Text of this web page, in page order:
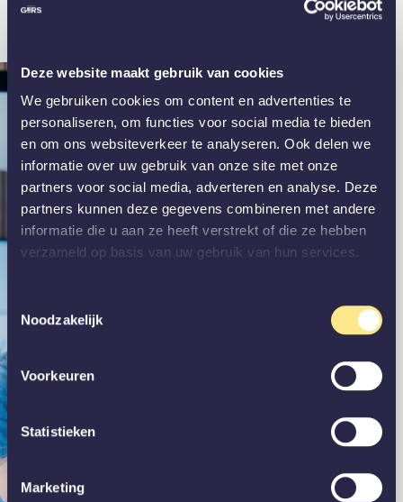
Deze website maakt gebruik van cookies
We gebruiken cookies om content en advertenties te
personaliseren, om functies voor social media te bieden
en om ons websiteverkeer te analyseren. Ook delen we
informatie over uw gebruik van onze site met onze
partners voor social media, adverteren en analyse. Deze
partners kunnen deze gegevens combineren met andere
informatie die u aan ze heeft verstrekt of die ze hebben
verzameld op basis van uw gebruik van hun services.
Noodzakelijk
Voorkeuren
Statistieken
Marketing